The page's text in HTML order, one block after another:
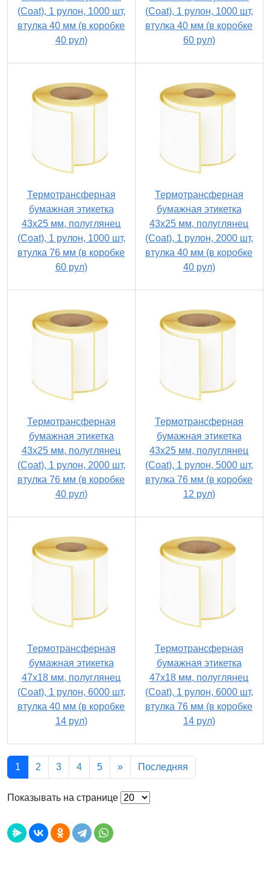
(Coat), 1 рулон, 1000 шт,
втулка 40 мм (в коробке
40 рул)
(Coat), 1 рулон, 1000 шт,
втулка 40 мм (в коробке
60 рул)
Термотрансферная
бумажная этикетка
43х25 мм, полуглянец
(Coat), 1 рулон, 1000 шт,
втулка 76 мм (в коробке
60 рул)
Термотрансферная
бумажная этикетка
43х25 мм, полуглянец
(Coat), 1 рулон, 2000 шт,
втулка 40 мм (в коробке
40 рул)
Термотрансферная
бумажная этикетка
43х25 мм, полуглянец
(Coat), 1 рулон, 2000 шт,
втулка 76 мм (в коробке
40 рул)
Термотрансферная
бумажная этикетка
43х25 мм, полуглянец
(Coat), 1 рулон, 5000 шт,
втулка 76 мм (в коробке
12 рул)
Термотрансферная
бумажная этикетка
47х18 мм, полуглянец
(Coat), 1 рулон, 6000 шт,
втулка 40 мм (в коробке
14 рул)
Термотрансферная
бумажная этикетка
47х18 мм, полуглянец
(Coat), 1 рулон, 6000 шт,
втулка 76 мм (в коробке
14 рул)
1 2 3 4 5 » Последняя
Показывать на странице